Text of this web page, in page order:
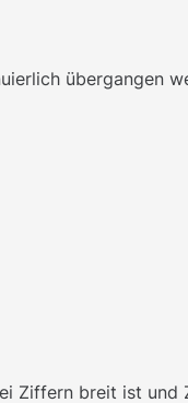
übergangen
Ziffern breit ist und